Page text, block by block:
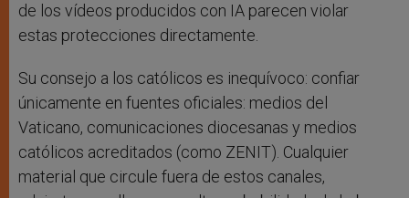
de los vídeos producidos con IA parecen violar
estas protecciones directamente.
Su consejo a los católicos es inequívoco: confiar
únicamente en fuentes oficiales: medios del
Vaticano, comunicaciones diocesanas y medios
católicos acreditados (como ZENIT). Cualquier
material que circule fuera de estos canales,